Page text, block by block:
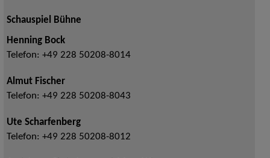
Schauspiel Bühne
Henning Bock
Telefon: +49 228 50208-8014
Almut Fischer
Telefon: +49 228 50208-8043
Ute Scharfenberg
Telefon: +49 228 50208-8012